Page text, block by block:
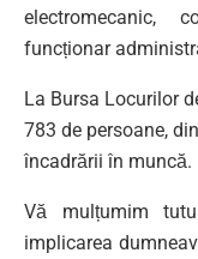
electromecanic,
funcționar
La Bursa Locurilor
783 de persoane,
încadrării în muncă.
Vă mulțumim
implicarea